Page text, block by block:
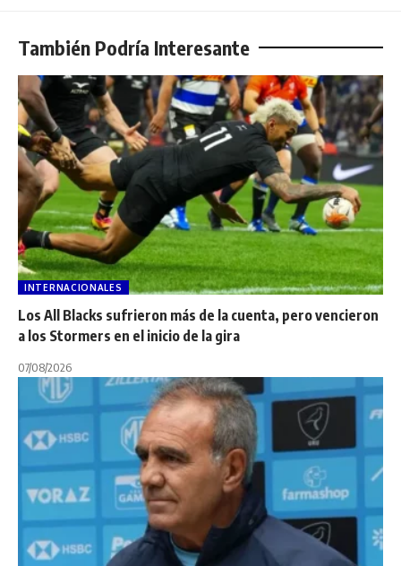
También Podría Interesante
INTERNACIONALES
Los All Blacks sufrieron más de la cuenta, pero vencieron
a los Stormers en el inicio de la gira
07/08/2026